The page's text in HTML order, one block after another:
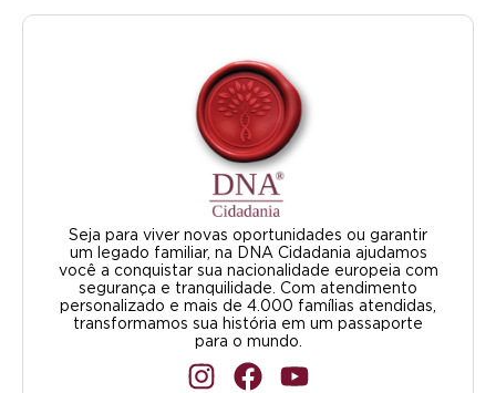
Seja para viver novas oportunidades ou garantir
um legado familiar, na DNA Cidadania ajudamos
você a conquistar sua nacionalidade europeia com
segurança e tranquilidade. Com atendimento
personalizado e mais de 4.000 famílias atendidas,
transformamos sua história em um passaporte
para o mundo.